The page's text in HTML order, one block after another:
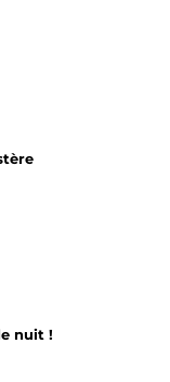
nuit !